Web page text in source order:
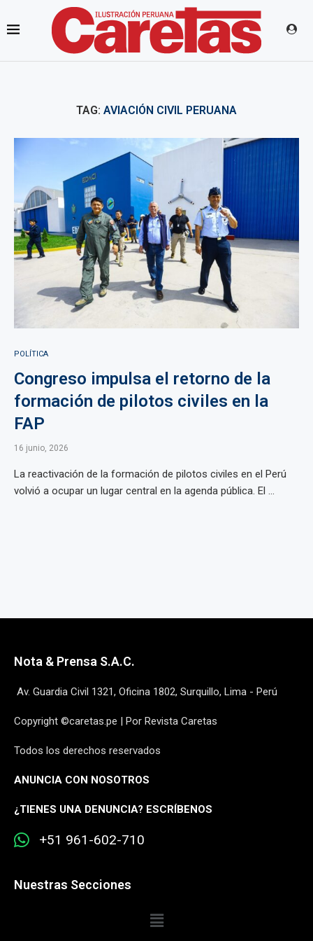
TAG: AVIACIÓN CIVIL PERUANA
POLÍTICA
Congreso impulsa el retorno de la
formación de pilotos civiles en la
FAP
16 junio, 2026
La reactivación de la formación de pilotos civiles en el Perú
volvió a ocupar un lugar central en la agenda pública. El ...
Nota & Prensa S.A.C.
Av. Guardia Civil 1321, Oficina 1802, Surquillo, Lima - Perú
Copyright ©caretas.pe | Por Revista Caretas
Todos los derechos reservados
ANUNCIA CON NOSOTROS
¿TIENES UNA DENUNCIA? ESCRÍBENOS
+51 961-602-710
Nuestras Secciones